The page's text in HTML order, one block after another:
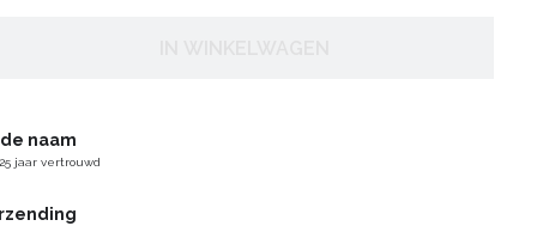
naam
jaar vertrouwd